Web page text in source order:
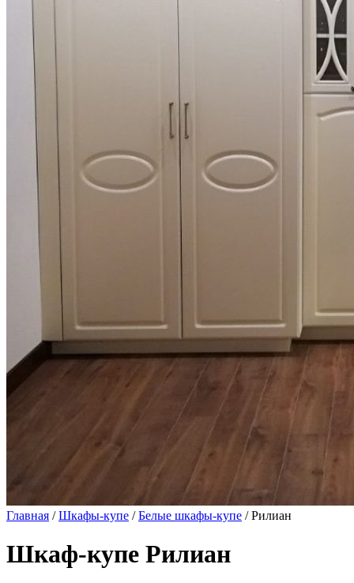
Главная /Шкафы-купе /Белые шкафы-купе / Рилиан
Шкаф-купе Рилиан